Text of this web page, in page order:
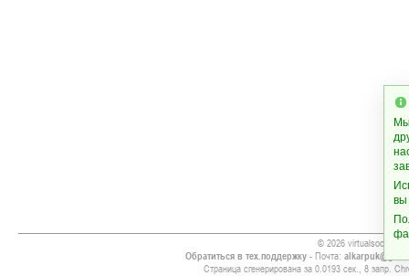
© 2026
Обратиться в тех.поддержку- Почта:
Страница сгенерирована за 0.0193 сек., 8 запр.
вы